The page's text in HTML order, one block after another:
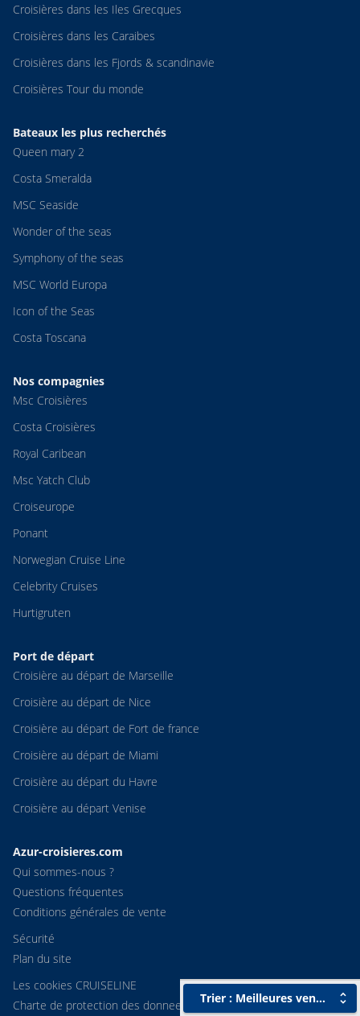
Trier : Meilleures ventes
Croisières dans les Iles Grecques
Croisières dans les Caraibes
Croisières dans les Fjords & scandinavie
Croisières Tour du monde
Bateaux les plus recherchés
Queen mary 2
Costa Smeralda
MSC Seaside
Wonder of the seas
Symphony of the seas
MSC World Europa
Icon of the Seas
Costa Toscana
Nos compagnies
Msc Croisières
Costa Croisières
Royal Caribean
Msc Yatch Club
Croiseurope
Ponant
Norwegian Cruise Line
Celebrity Cruises
Hurtigruten
Port de départ
Croisière au départ de Marseille
Croisière au départ de Nice
Croisière au départ de Fort de france
Croisière au départ de Miami
Croisière au départ du Havre
Croisière au départ Venise
Azur-croisieres.com
Qui sommes-nous ?
Questions fréquentes
Conditions générales de vente
Sécurité
Plan du site
Les cookies CRUISELINE
Charte de protection des donnees personnelles